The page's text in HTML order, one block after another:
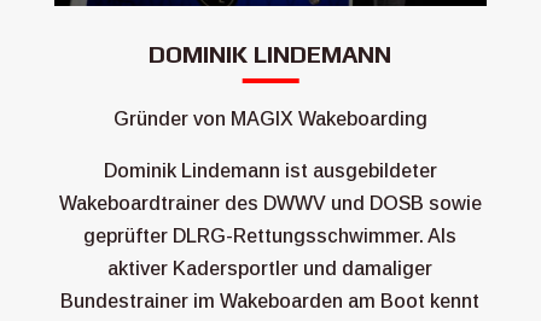
DOMINIK LINDEMANN
Gründer von MAGIX Wakeboarding
Dominik Lindemann ist ausgebildeter
Wakeboardtrainer des DWWV und DOSB sowie
geprüfter DLRG-Rettungsschwimmer. Als
aktiver Kadersportler und damaliger
Bundestrainer im Wakeboarden am Boot kennt